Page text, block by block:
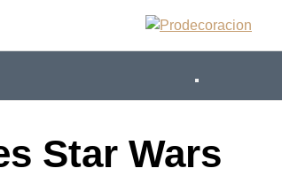
Star Wars